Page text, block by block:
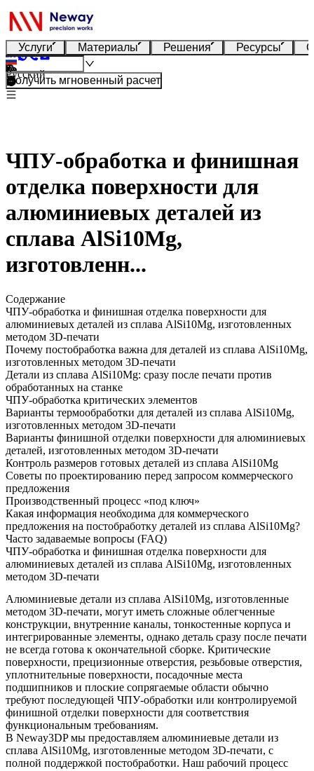
Услуги Материалы Решения Ресурсы
Русский
Получить мгновенный расчет
ЧПУ-обработка и финишная
отделка поверхности для
алюминиевых деталей из
сплава AlSi10Mg,
изготовленн...
Содержание
ЧПУ-обработка и финишная отделка поверхности для
алюминиевых деталей из сплава AlSi10Mg, изготовленных
методом 3D-печати
Почему постобработка важна для деталей из сплава AlSi10Mg,
изготовленных методом 3D-печати
Детали из сплава AlSi10Mg: сразу после печати против
обработанных на станке
ЧПУ-обработка критических элементов
Варианты термообработки для деталей из сплава AlSi10Mg,
изготовленных методом 3D-печати
Варианты финишной отделки поверхности для алюминиевых
деталей, изготовленных методом 3D-печати
Контроль размеров готовых деталей из сплава AlSi10Mg
Советы по проектированию перед запросом коммерческого
предложения
Производственный процесс «под ключ»
Какая информация необходима для коммерческого
предложения на постобработку деталей из сплава AlSi10Mg?
Часто задаваемые вопросы (FAQ)
ЧПУ-обработка и финишная отделка поверхности для
алюминиевых деталей из сплава AlSi10Mg, изготовленных
методом 3D-печати
Алюминиевые детали из сплава AlSi10Mg, изготовленные
методом 3D-печати, могут иметь сложные облегченные
конструкции, внутренние каналы, тонкостенные корпуса и
интегрированные элементы, однако деталь сразу после печати
не всегда готова к окончательной сборке. Критические
поверхности, прецизионные отверстия, резьбовые отверстия,
уплотнительные поверхности, посадочные места
подшипников и плоские сопрягаемые области обычно
требуют последующей ЧПУ-обработки или контролируемой
финишной отделки поверхности для соответствия
функциональным требованиям.
В Neway3DP мы предоставляем алюминиевые детали из
сплава AlSi10Mg, изготовленные методом 3D-печати, с
полной поддержкой постобработки. Наш рабочий процесс